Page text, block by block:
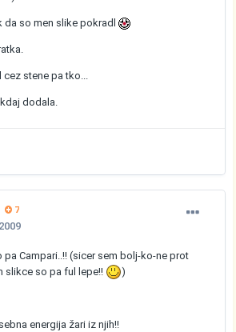
da so men slike pokradl
stene pa tko...
dodala.
7
pa Campari..!! (sicer sem bolj-ko-ne prot
slikce so pa ful lepe!!
)
energija žari iz njih!!